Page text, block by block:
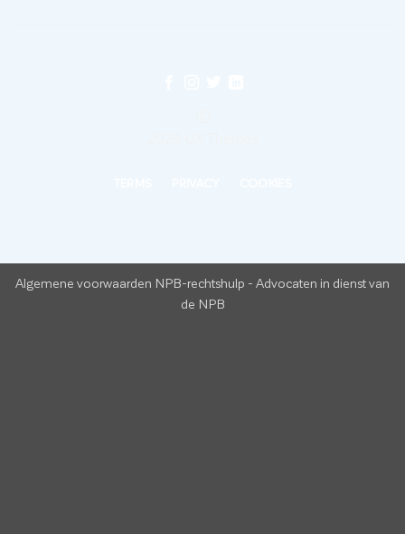
Algemene voorwaarden NPB-rechtshulp - Advocaten in dienst van
de NPB